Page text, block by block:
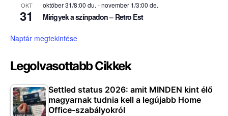
OKT
31
október 31/8:00 du. -november 1/3:00 de.
Mirigyek a színpadon – Retro Est
Naptár megtekintése
Legolvasottabb Cikkek
Settled status 2026: amit MINDEN kint élő
magyarnak tudnia kell a legújabb Home
Office-szabályokról